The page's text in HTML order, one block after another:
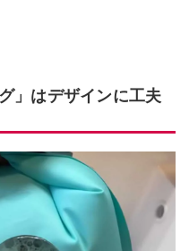
」はデザインに工夫